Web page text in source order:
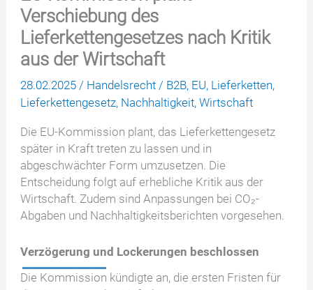
Verschiebung des
Lieferkettengesetzes nach Kritik
aus der Wirtschaft
28.02.2025 / Handelsrecht / B2B, EU, Lieferketten,
Lieferkettengesetz, Nachhaltigkeit,Wirtschaft
Die EU-Kommission plant, das Lieferkettengesetz
später in Kraft treten zu lassen und in
abgeschwächter Form umzusetzen. Die
Entscheidung folgt auf erhebliche Kritik aus der
Wirtschaft. Zudem sind Anpassungen bei CO₂-
Abgaben und Nachhaltigkeitsberichten vorgesehen.
Verzögerung und Lockerungen beschlossen
Die Kommission kündigte an, die ersten Fristen für